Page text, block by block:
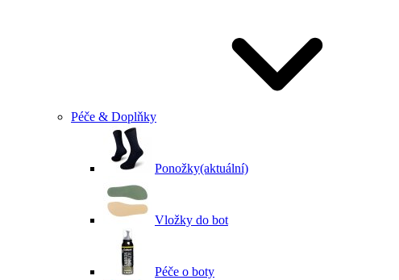
Péče & Doplňky
Ponožky(aktuální)
Vložky do bot
Péče o boty